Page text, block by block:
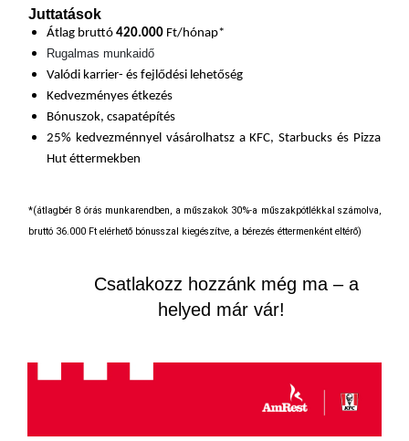
Juttatások
Átlag bruttó 420.000 Ft/hónap*
Rugalmas munkaidő
Valódi karrier- és fejlődési lehetőség
Kedvezményes étkezés
Bónuszok, csapatépítés
25% kedvezménnyel vásárolhatsz a KFC, Starbucks és Pizza
Hut éttermekben
*(átlagbér 8 órás munkarendben, a műszakok 30%-a műszakpótlékkal számolva,
bruttó 36.000 Ft elérhető bónusszal kiegészítve, a bérezés éttermenként eltérő)
Csatlakozz hozzánk még ma – a
helyed már vár!